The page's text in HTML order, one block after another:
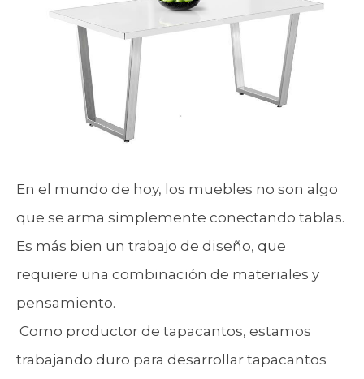
En el mundo de hoy, los muebles no son algo
que se arma simplemente conectando tablas.
Es más bien un trabajo de diseño, que
requiere una combinación de materiales y
pensamiento.
Como productor de tapacantos, estamos
trabajando duro para desarrollar tapacantos